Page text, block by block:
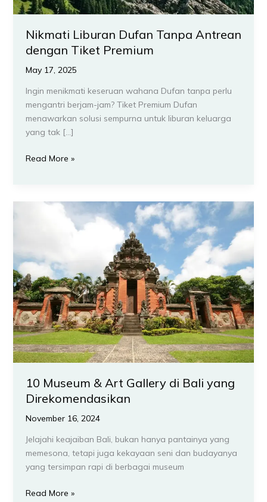
Nikmati Liburan Dufan Tanpa Antrean
dengan Tiket Premium
May 17, 2025
Ingin menikmati keseruan wahana Dufan tanpa perlu
mengantri berjam-jam? Tiket Premium Dufan
menawarkan solusi sempurna untuk liburan keluarga
yang tak […]
Read More »
10 Museum & Art Gallery di Bali yang
Direkomendasikan
November 16, 2024
Jelajahi keajaiban Bali, bukan hanya pantainya yang
memesona, tetapi juga kekayaan seni dan budayanya
yang tersimpan rapi di berbagai museum
Gallery
di
Bali
yang
Direkomendasikan
Read More »